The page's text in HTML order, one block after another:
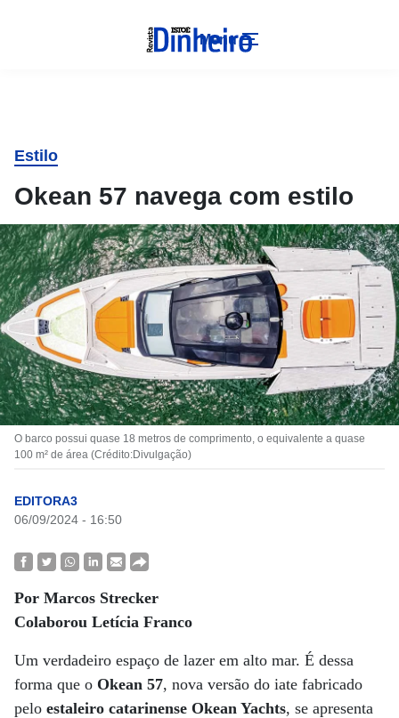
Menu
Estilo
Okean 57 navega com estilo
O barco possui quase 18 metros de comprimento, o equivalente a quase
100 m² de área (Crédito:Divulgação)
EDITORA3
06/09/2024 - 16:50
Por Marcos Strecker
Colaborou Letícia Franco
Um verdadeiro espaço de lazer em alto mar. É dessa
forma que o Okean 57, nova versão do iate fabricado
pelo estaleiro catarinense Okean Yachts, se apresenta